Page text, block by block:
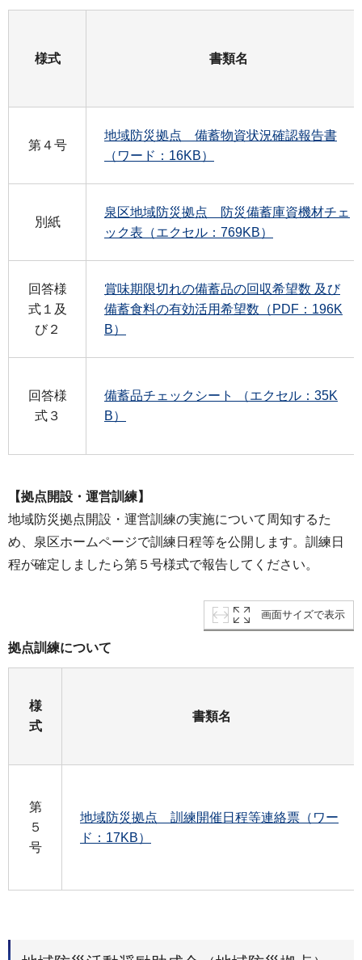
様式 書類名
第４号
地域防災拠点 備蓄物資状況確認報告書
（ワード：16KB）
別紙
泉区地域防災拠点 防災備蓄庫資機材チェ
ック表（エクセル：769KB）
回答様
式１及
び２
賞味期限切れの備蓄品の回収希望数 及び
備蓄食料の有効活用希望数（PDF：196K
B）
回答様
式３
備蓄品チェックシート （エクセル：35K
B）
【拠点開設・運営訓練】
地域防災拠点開設・運営訓練の実施について周知するた
め、泉区ホームページで訓練日程等を公開します。訓練日
程が確定しましたら第５号様式で報告してください。
画面サイズで表示
拠点訓練について
様
式
書類名
第
５
号
地域防災拠点 訓練開催日程等連絡票（ワー
ド：17KB）